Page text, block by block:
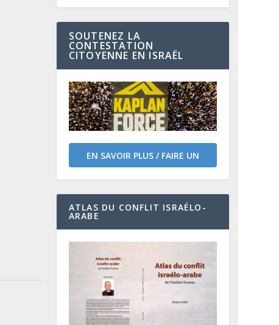
SOUTENEZ LA
CONTESTATION
CITOYENNE EN ISRAËL
EN SAVOIR PLUS / FAIRE UN
DON
ATLAS DU CONFLIT ISRAÉLO-
ARABE